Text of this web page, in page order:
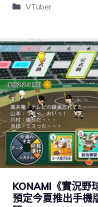
VTuber
KONAMI《實況野
預定今夏推出手機